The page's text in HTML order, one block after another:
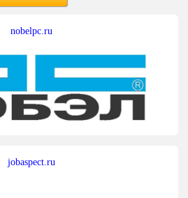
nobelpc.ru
jobaspect.ru